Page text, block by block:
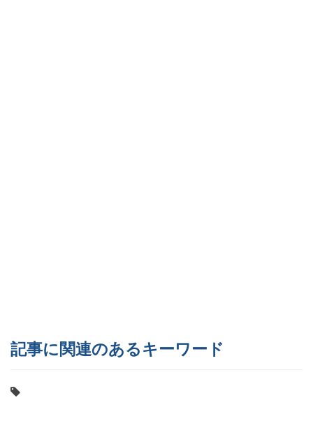
記事に関連のあるキーワード